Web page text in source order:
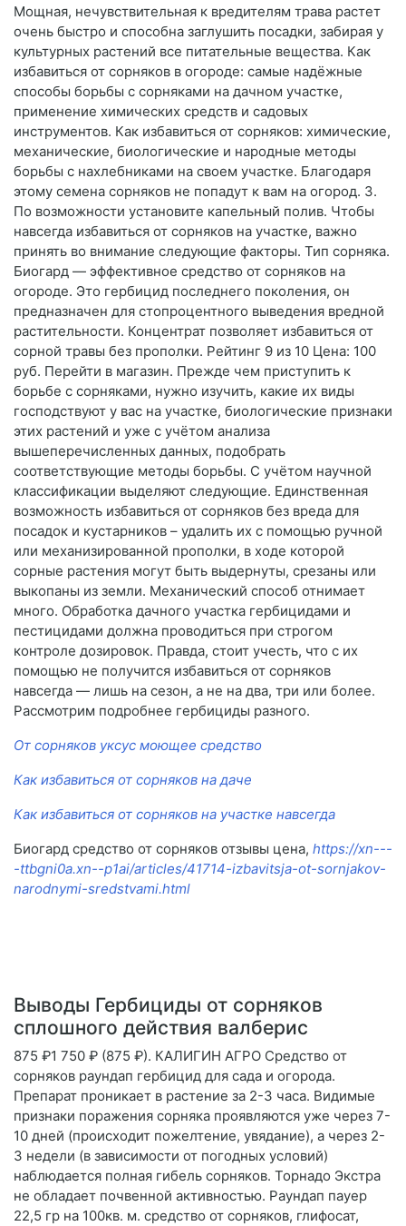
Мощная, нечувствительная к вредителям трава растет
очень быстро и способна заглушить посадки, забирая у
культурных растений все питательные вещества. Как
избавиться от сорняков в огороде: самые надёжные
способы борьбы с сорняками на дачном участке,
применение химических средств и садовых
инструментов. Как избавиться от сорняков: химические,
механические, биологические и народные методы
борьбы с нахлебниками на своем участке. Благодаря
этому семена сорняков не попадут к вам на огород. 3.
По возможности установите капельный полив. Чтобы
навсегда избавиться от сорняков на участке, важно
принять во внимание следующие факторы. Тип сорняка.
Биогард — эффективное средство от сорняков на
огороде. Это гербицид последнего поколения, он
предназначен для стопроцентного выведения вредной
растительности. Концентрат позволяет избавиться от
сорной травы без прополки. Рейтинг 9 из 10 Цена: 100
руб. Перейти в магазин. Прежде чем приступить к
борьбе с сорняками, нужно изучить, какие их виды
господствуют у вас на участке, биологические признаки
этих растений и уже с учётом анализа
вышеперечисленных данных, подобрать
соответствующие методы борьбы. С учётом научной
классификации выделяют следующие. Единственная
возможность избавиться от сорняков без вреда для
посадок и кустарников – удалить их с помощью ручной
или механизированной прополки, в ходе которой
сорные растения могут быть выдернуты, срезаны или
выкопаны из земли. Механический способ отнимает
много. Обработка дачного участка гербицидами и
пестицидами должна проводиться при строгом
контроле дозировок. Правда, стоит учесть, что с их
помощью не получится избавиться от сорняков
навсегда — лишь на сезон, а не на два, три или более.
Рассмотрим подробнее гербициды разного.
От сорняков уксус моющее средство
Как избавиться от сорняков на даче
Как избавиться от сорняков на участке навсегда
Биогард средство от сорняков отзывы цена, https://xn---
-ttbgni0a.xn--p1ai/articles/41714-izbavitsja-ot-sornjakov-
narodnymi-sredstvami.html
Выводы Гербициды от сорняков
сплошного действия валберис
875 ₽1 750 ₽ (875 ₽). КАЛИГИН АГРО Средство от
сорняков раундап гербицид для сада и огорода.
Препарат проникает в растение за 2-3 часа. Видимые
признаки поражения сорняка проявляются уже через 7-
10 дней (происходит пожелтение, увядание), а через 2-
3 недели (в зависимости от погодных условий)
наблюдается полная гибель сорняков. Торнадо Экстра
не обладает почвенной активностью. Раундап пауер
22,5 гр на 100кв. м. средство от сорняков, глифосат,